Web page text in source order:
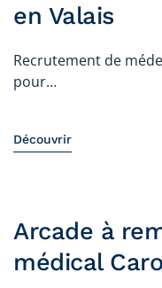
en Valais
Recrutement de
pour…
Découvrir
Arcade à
médical